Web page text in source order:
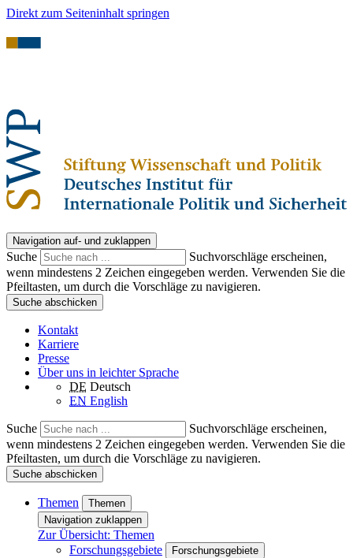
Direkt zum Seiteninhalt springen
Navigation auf- und zuklappen
Suche
Suchvorschläge erscheinen,
wenn mindestens 2 Zeichen eingegeben werden. Verwenden Sie die
Pfeiltasten, um durch die Vorschläge zu navigieren.
Suche abschicken
Kontakt
Karriere
Presse
Über uns in leichter Sprache
DE Deutsch
EN English
Suche
Suchvorschläge erscheinen,
wenn mindestens 2 Zeichen eingegeben werden. Verwenden Sie die
Pfeiltasten, um durch die Vorschläge zu navigieren.
Suche abschicken
Themen
Themen
Navigation zuklappen
Zur Übersicht: Themen
Forschungsgebiete
Forschungsgebiete